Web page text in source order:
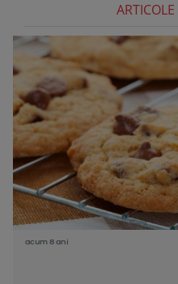
ARTICOLE
acum 8 ani